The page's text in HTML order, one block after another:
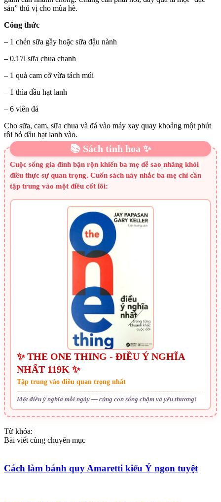
sản” thú vị cho mùa hè.
Công thức
– 1 chén sữa gầy hoặc sữa đậu nành
– 0.17l sữa chua chanh
– 1 quả cam cỡ vừa tách múi
– 1 thìa dầu hạt lanh
– 6 viên đá
Cho sữa, cam, sữa chua và đá vào máy xay quay khoảng một phút
rồi bỏ dầu hạt lanh vào.
📚 Sách tinh hoa ✨
Cuộc sống gia đình bận rộn khiến ba mẹ dễ sao nhãng khỏi
điều thực sự quan trọng. Cuốn sách này nhắc ba mẹ chỉ cần
tập trung vào một điều cốt lõi:
✨ THE ONE THING - ĐIỀU Ý NGHĨA
NHẤT 119K ✨
Tập trung vào điều quan trọng nhất
Một điều ý nghĩa mỗi ngày — cùng con sống chậm và yêu thương!
Từ khóa:
Bài viết cùng chuyên mục
Cách làm bánh quy Amaretti kiểu Ý ngon tuyệt